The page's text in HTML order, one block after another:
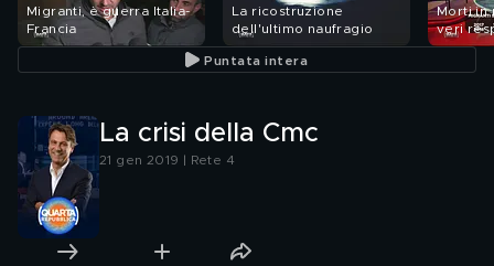
Migranti, è guerra Italia-
Francia
La ricostruzione
dell'ultimo naufragio
Morti in
veri
Puntata intera
La crisi della Cmc
21 gen 2019 | Rete 4